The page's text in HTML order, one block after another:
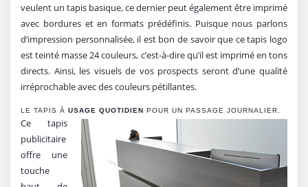
veulent un tapis basique, ce dernier peut également être imprimé
avec bordures et en formats prédéfinis. Puisque nous parlons
d’impression personnalisée, il est bon de savoir que ce tapis logo
est teinté masse 24 couleurs, c’est-à-dire qu’il est imprimé en tons
directs. Ainsi, les visuels de vos prospects seront d’une qualité
irréprochable avec des couleurs pétillantes.
LE TAPIS À USAGE QUOTIDIEN POUR UN PASSAGE JOURNALIER.
Ce tapis
publicitaire
offre une
touche